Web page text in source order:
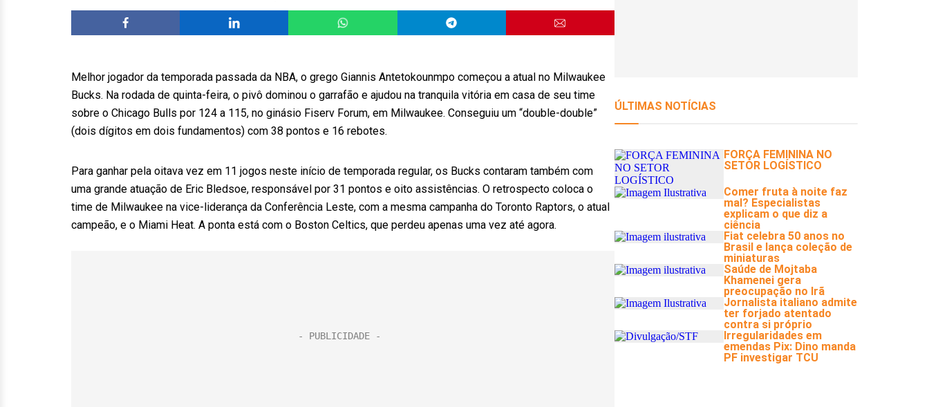
Melhor jogador da temporada passada da NBA, o grego Giannis Antetokounmpo começou a atual no Milwaukee
Bucks. Na rodada de quinta-feira, o pivô dominou o garrafão e ajudou na tranquila vitória em casa de seu time
sobre o Chicago Bulls por 124 a 115, no ginásio Fiserv Forum, em Milwaukee. Conseguiu um “double-double”
(dois dígitos em dois fundamentos) com 38 pontos e 16 rebotes.
Para ganhar pela oitava vez em 11 jogos neste início de temporada regular, os Bucks contaram também com
uma grande atuação de Eric Bledsoe, responsável por 31 pontos e oito assistências. O retrospecto coloca o
time de Milwaukee na vice-liderança da Conferência Leste, com a mesma campanha do Toronto Raptors, o atual
campeão, e o Miami Heat. A ponta está com o Boston Celtics, que perdeu apenas uma vez até agora.